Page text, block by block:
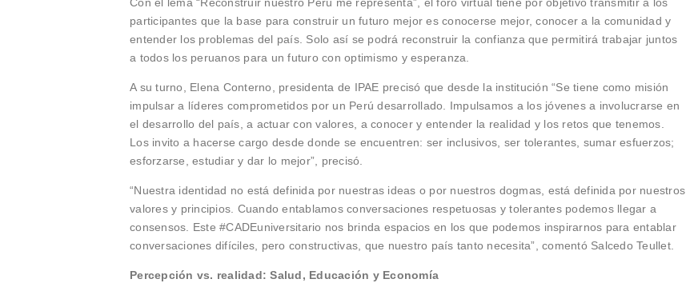
participantes que la base para construir un futuro mejor es conocerse mejor, conocer a la comunidad y
entender los problemas del país. Solo así se podrá reconstruir la confianza que permitirá trabajar juntos
a todos los peruanos para un futuro con optimismo y esperanza.
A su turno, Elena Conterno, presidenta de IPAE precisó que desde la institución “Se tiene como misión
impulsar a líderes comprometidos por un Perú desarrollado. Impulsamos a los jóvenes a involucrarse en
el desarrollo del país, a actuar con valores, a conocer y entender la realidad y los retos que tenemos.
Los invito a hacerse cargo desde donde se encuentren: ser inclusivos, ser tolerantes, sumar esfuerzos;
esforzarse, estudiar y dar lo mejor”, precisó.
“Nuestra identidad no está definida por nuestras ideas o por nuestros dogmas, está definida por nuestros
valores y principios. Cuando entablamos conversaciones respetuosas y tolerantes podemos llegar a
consensos. Este #CADEuniversitario nos brinda espacios en los que podemos inspirarnos para entablar
conversaciones difíciles, pero constructivas, que nuestro país tanto necesita”, comentó Salcedo Teullet.
Percepción vs. realidad: Salud, Educación y Economía